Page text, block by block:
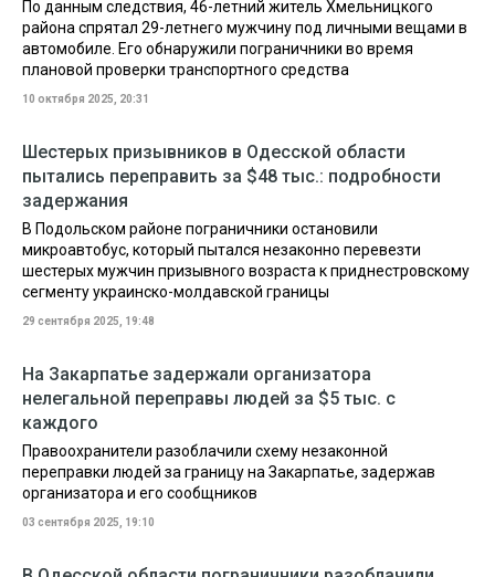
По данным следствия, 46-летний житель Хмельницкого
района спрятал 29-летнего мужчину под личными вещами в
автомобиле. Его обнаружили пограничники во время
плановой проверки транспортного средства
10 октября 2025, 20:31
Шестерых призывников в Одесской области
пытались переправить за $48 тыс.: подробности
задержания
В Подольском районе пограничники остановили
микроавтобус, который пытался незаконно перевезти
шестерых мужчин призывного возраста к приднестровскому
сегменту украинско-молдавской границы
29 сентября 2025, 19:48
На Закарпатье задержали организатора
нелегальной переправы людей за $5 тыс. с
каждого
Правоохранители разоблачили схему незаконной
переправки людей за границу на Закарпатье, задержав
организатора и его сообщников
03 сентября 2025, 19:10